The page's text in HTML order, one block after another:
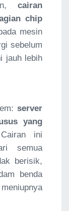
cairan
chip
mesin
sebelum
jauh lebih
server
yang
ini
semua
berisik,
benda